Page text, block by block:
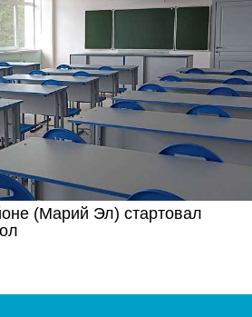
(Марий Эл) стартовал